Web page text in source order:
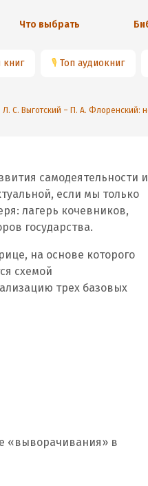
Что выбрать
книг 🎙 Топ аудиокниг
С. Выготский – П. А. Флоренский:
самодеятельности и
если мы только
лагерь кочевников,
государства.
на основе которого
схемой
трех базовых
«выворачивания» в